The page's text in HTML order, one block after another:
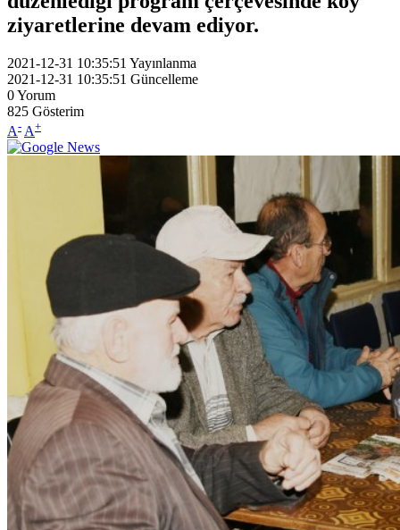
ziyaretlerine devam ediyor.
2021-12-31 10:35:51 Yayınlanma
2021-12-31 10:35:51 Güncelleme
0Yorum
825 Gösterim
A- A+